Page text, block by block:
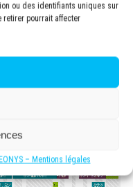
ou des identifiants uniques sur
retirer pourrait affecter
– Mentions légales
le diagramme de
» et la molette de la
et dézoomer dans le